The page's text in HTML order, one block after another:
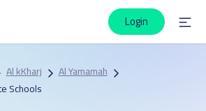
Login
Al kKharj
Al Yamamah
Schools